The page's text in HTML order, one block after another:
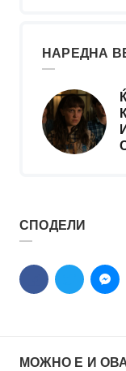
НАРЕДНА
СПОДЕЛИ
МОЖНО Е И